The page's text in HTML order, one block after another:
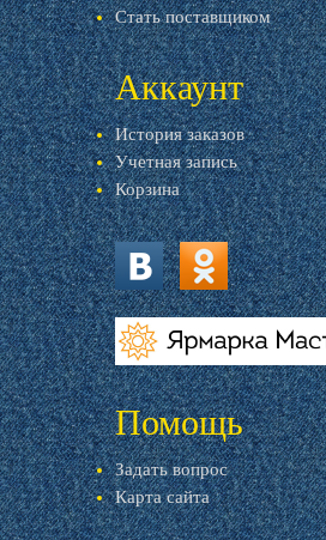
Стать поставщиком
Аккаунт
История заказов
Учетная запись
Корзина
vk.com ok.ru
livemaster.ru
Помощь
Задать вопрос
Карта сайта